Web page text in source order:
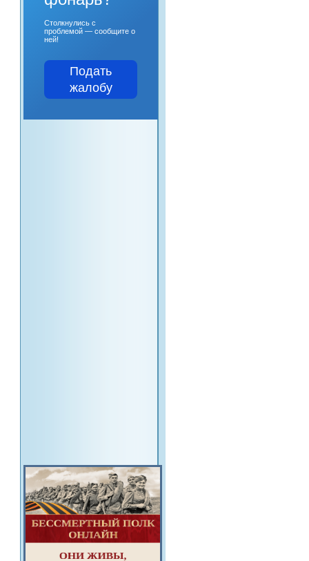
Столкнулись с
проблемой — сообщите о
ней!
Подать
жалобу